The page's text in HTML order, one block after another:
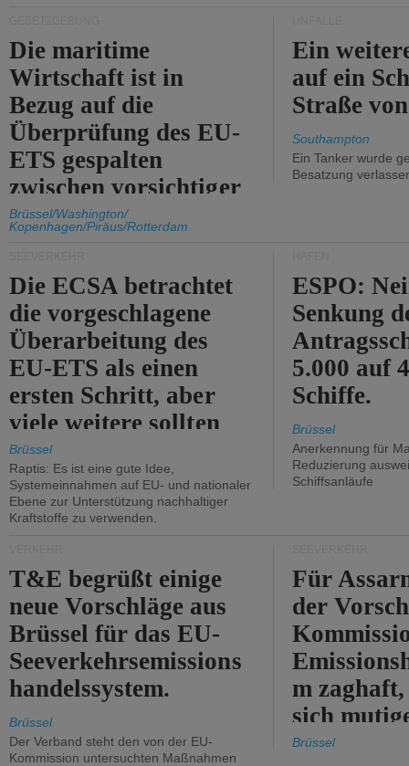
Die maritime
Wirtschaft ist in
Bezug auf die
Überprüfung des EU-
ETS gespalten
zwischen vorsichtiger
Unterstützung und
Kritik.
Brüssel/Washington/
Kopenhagen/Piräus/Rotterdam
Ein
auf ein
Straße
Southampton
Ein Tanker wurde
Besatzung
Die ECSA betrachtet
die vorgeschlagene
Überarbeitung des
EU-ETS als einen
ersten Schritt, aber
viele weitere sollten
folgen.
Brüssel
Raptis: Es ist eine gute Idee,
Systemeinnahmen auf EU- und nationaler
Ebene zur Unterstützung nachhaltiger
Kraftstoffe zu verwenden.
ESPO:
Senkung
5.000 auf
Schiffe.
Brüssel
Anerkennung für
Reduzierung
Schiffsanläufe
T&E begrüßt einige
neue Vorschläge aus
Brüssel für das EU-
Seeverkehrsemissions
handelssystem.
Brüssel
Der Verband steht den von der EU-
Kommission untersuchten Maßnahmen
Für
der
m
sich
Brüssel